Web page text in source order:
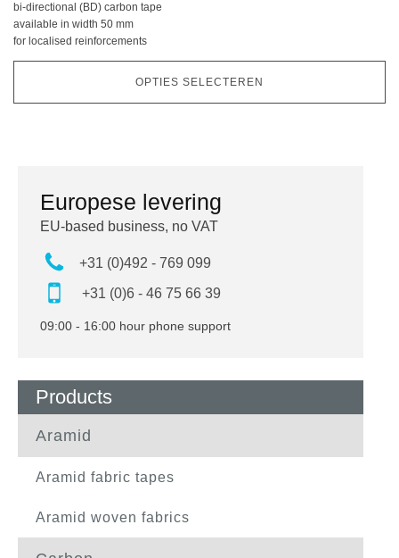
Europese levering
EU-based business, no VAT
+31 (0)492 - 769 099
+31 (0)6 - 46 75 66 39
09:00 - 16:00 hour phone support
Products
Aramid
Aramid fabric tapes
Aramid woven fabrics
bi-directional (BD) carbon tape
available in width 50 mm
for localised reinforcements
OPTIES SELECTEREN
optie
kan
op